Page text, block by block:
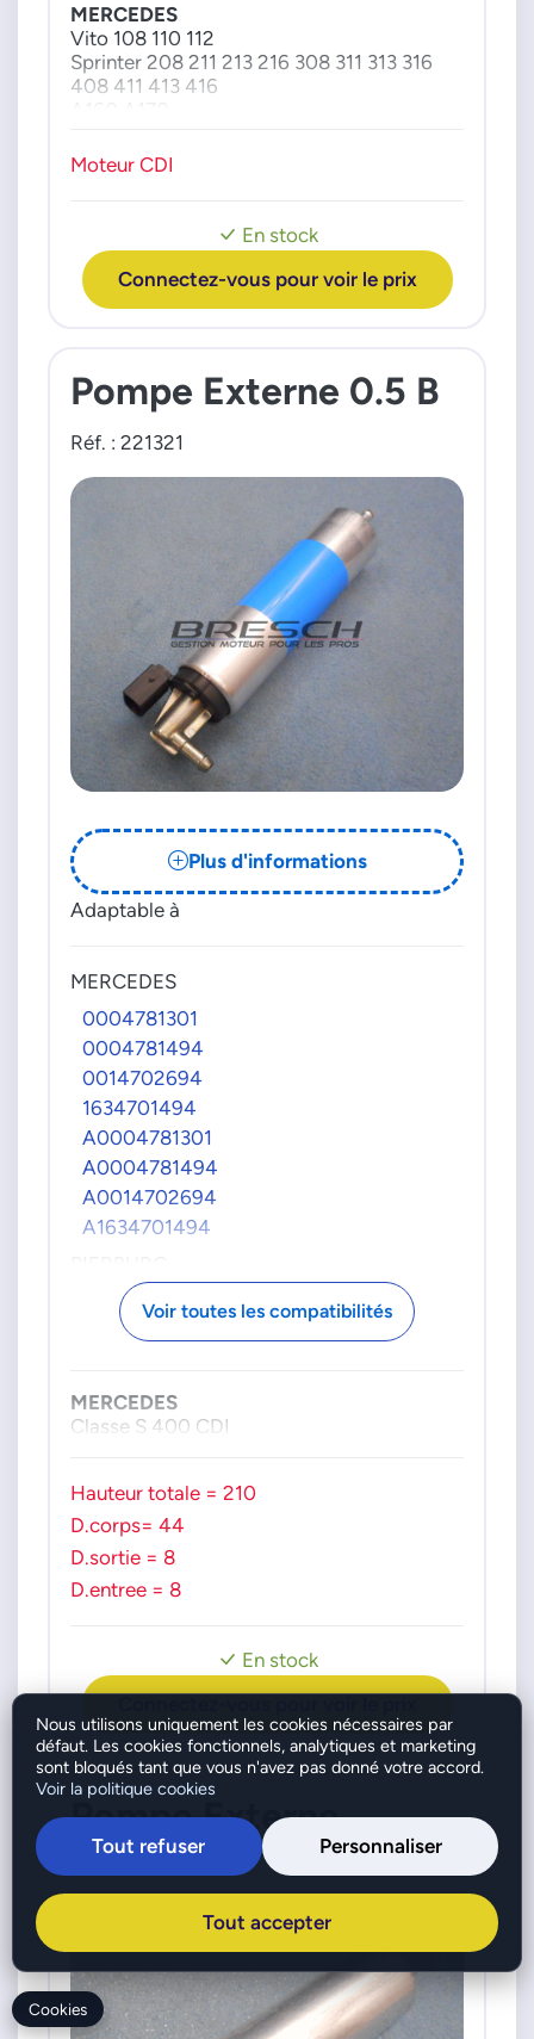
En stock
Connectez-vous pour voir le prix
MERCEDES
Vito 108 110 112
Sprinter 208 211 213 216 308 311 313 316
408 411 413 416
E200 E220 E270 E320
G270
V200 V220
Vaneo
Moteur CDI
Pompe Externe 0.5 B
Réf. : 221321
Plus d'informations
Adaptable à
MERCEDES
0004781301
0004781494
0014702694
1634701494
A0004781301
A0004781494
A0014702694
A1634701494
72814551
728145510
728409010
72840951
Voir toutes les compatibilités
En stock
MERCEDES
Classe S 400 CDI
Hauteur totale = 210
D.corps= 44
D.sortie = 8
D.entree = 8
Pompe Externe
Cookies
Nous utilisons uniquement les cookies nécessaires par
défaut. Les cookies fonctionnels, analytiques et marketing
sont bloqués tant que vous n'avez pas donné votre accord.
Voir la politique cookies
Tout refuser Personnaliser
Tout accepter